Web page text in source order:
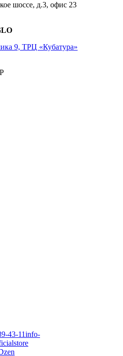
шоссе, д.3, офис 23
9, ТРЦ «Кубатура»
43-11info-